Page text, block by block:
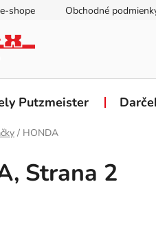
shope Obchodné
Putzmeister
/ HONDA
, Strana 2